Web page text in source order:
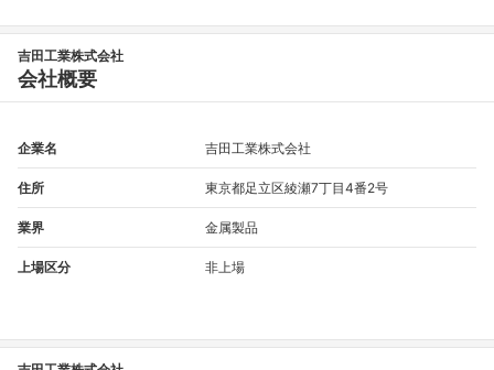
吉田工業株式会社
会社概要
企業名 吉田工業株式会社
住所 東京都足立区綾瀬7丁目4番2号
業界 金属製品
上場区分 非上場